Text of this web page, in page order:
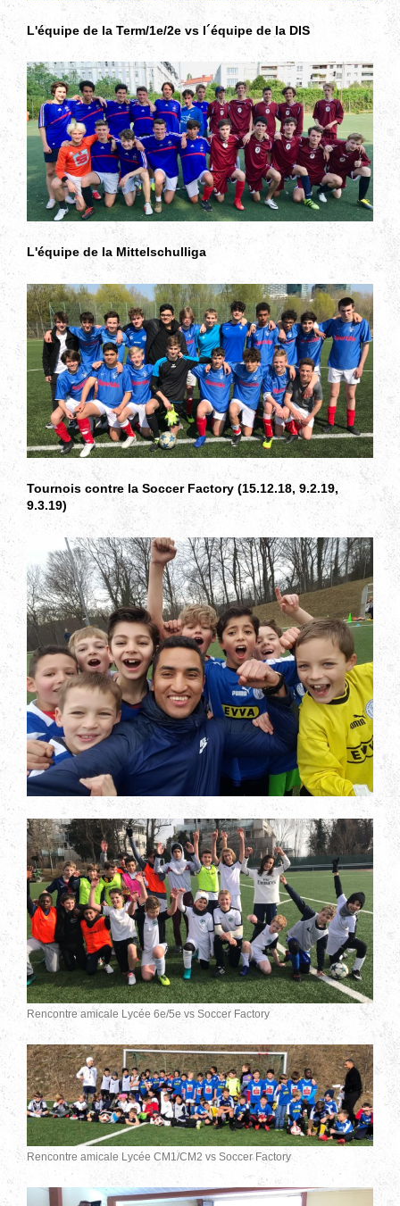
L'équipe de la Term/1e/2e vs l´équipe de la DIS
L'équipe de la Mittelschulliga
Tournois contre la Soccer Factory (15.12.18, 9.2.19,
9.3.19)
Rencontre amicale Lycée 6e/5e vs Soccer Factory
Rencontre amicale Lycée CM1/CM2 vs Soccer Factory